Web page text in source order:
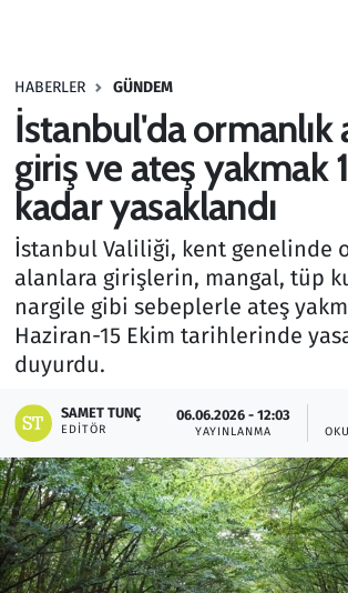
HABERLER GÜNDEM
İstanbul'da ormanlık
giriş ve ateş yakmak
kadar yasaklandı
İstanbul Valiliği, kent genelinde
alanlara girişlerin, mangal, tüp
nargile gibi sebeplerle ateş
Haziran-15 Ekim tarihlerinde
duyurdu.
SAMET TUNÇ
EDITÖR
06.06.2026 - 12:03
YAYINLANMA
Haber
Kültür Sanat
Kurumsal Haberler
Lezzet Durağı
Memur ve Kamu
Otomobil
Oyun
Ramazan
Resmi İlanlar